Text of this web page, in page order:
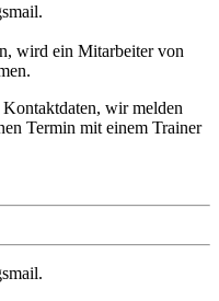
wird ein Mitarbeiter von
wir melden
Termin mit einem Trainer